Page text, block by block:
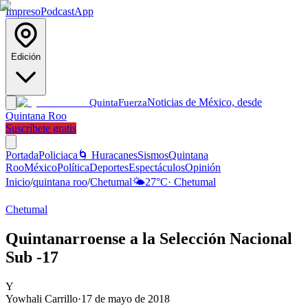
ImpresoPodcastApp
Edición
QuintaFuerzaNoticias de México, desde
Quintana Roo
Suscríbete gratis
PortadaPoliciaca 🌀 HuracanesSismosQuintana
RooMéxicoPolíticaDeportesEspectáculosOpinión
Inicio/quintana roo/Chetumal🌤️27°C· Chetumal
Chetumal
Quintanarroense a la Selección Nacional
Sub -17
Y
Yowhali Carrillo·17 de mayo de 2018